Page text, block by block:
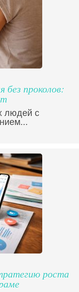
без проколов:
людей с
роста